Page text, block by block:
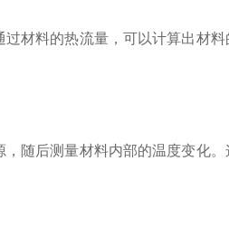
材料的热流量，可以计算出材料
随后测量材料内部的温度变化。